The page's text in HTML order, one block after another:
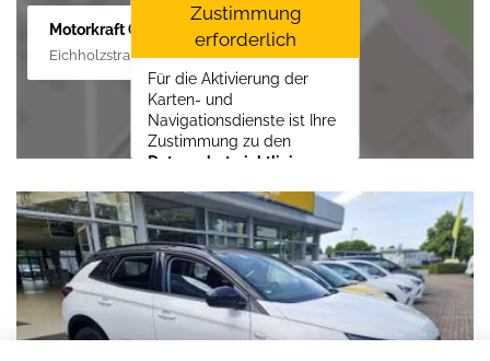
Motorkraft GmbH
Eichholzstraße 88, 19089 Crivitz
Zustimmung
erforderlich
Für die Aktivierung der
Karten- und
Navigationsdienste ist Ihre
Zustimmung zu den
Datenschutzrichtlinien
LLCerforderlich.
Zustimmen und
aktivieren